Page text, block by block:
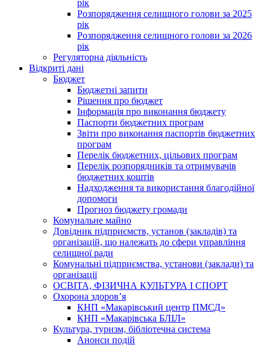
рік
Розпорядження селищного голови за 2025
рік
Розпорядження селищного голови за 2026
рік
Регуляторна діяльність
Відкриті дані
Бюджет
Бюджетні запити
Рішення про бюджет
Інформація про виконання бюджету
Паспорти бюджетних програм
Звіти про виконання паспортів бюджетних
програм
Перелік бюджетних, цільових програм
Перелік розпорядників та отримувачів
бюджетних коштів
Надходження та використання благодійної
допомоги
Прогноз бюджету громади
Комунальне майно
Довідник підприємств, установ (закладів) та
організацій, що належать до сфери управління
селищної ради
Комунальні підприємства, установи (заклади) та
організації
ОСВІТА, ФІЗИЧНА КУЛЬТУРА І СПОРТ
Охорона здоров’я
КНП «Макарівський центр ПМСД»
КНП «Макарівська БЛІЛ»
Культура, туризм, бібліотечна система
Анонси подій